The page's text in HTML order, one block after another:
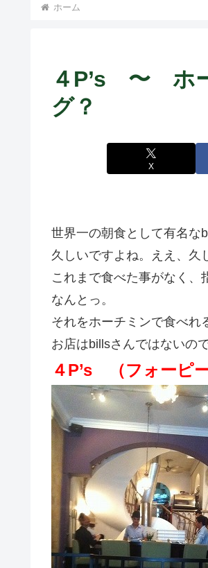
ホーム
４P’s 〜 ホ
グ？
X
世界一の朝食として有名な
久しいですよね。ええ、久
これまで食べた事がなく、
なんとっ。
それをホーチミンで食べれ
お店はbillsさんではないので
４P’s （フォーピ